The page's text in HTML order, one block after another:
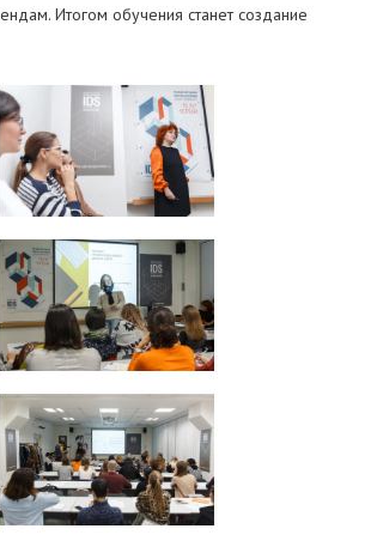
Итогом обучения станет создание